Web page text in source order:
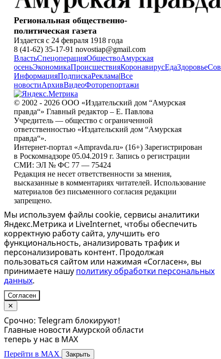
Региональная общественно-
политическая газета
Издается с 24 февраля 1918 года
8 (41-62) 35-17-91 novostiap@gmail.com
ВластьСпецоперацияОбществоАмурская
осеньЭкономикаПроисшествияКоронавирусЕдаЗдоровье
ИнформацияПодпискаРеклама|Все
новостиАрхивВидеоФоторепортажи
© 2002 - 2026 ООО «Издательский дом “Амурская
правда“» Главный редактор – Е. Павлова
Учредитель — общество с ограниченной
ответственностью «Издательский дом “Амурская
правда“».
Интернет-портал «Ampravda.ru» (16+) Зарегистрирован
в Роскомнадзоре 05.04.2019 г. Запись о регистрации
СМИ: ЭЛ № ФС 77 — 75424
Редакция не несет ответственности за мнения,
высказанные в комментариях читателей. Использование
материалов без письменного согласия редакции
запрещено.
Мы используем файлы cookie, сервисы аналитики
Яндекс.Метрика и LiveInternet, чтобы обеспечить
корректную работу сайта, улучшить его
функциональность, анализировать трафик и
персонализировать контент. Продолжая
пользоваться сайтом или нажимая «Согласен», вы
принимаете нашу политику обработки персональных
данных.
Согласен
✕
Срочно: Telegram блокируют!
Главные новости Амурской области
теперь у нас в MAX
Перейти в MAX Закрыть